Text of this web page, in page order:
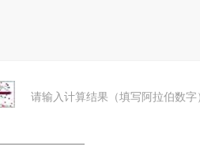
请输入计算结果（填写阿拉伯数